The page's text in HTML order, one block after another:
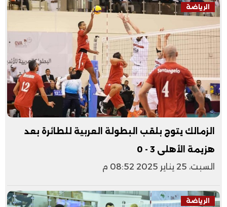
الرياضة
الزمالك يتوج بلقب البطولة العربية للطائرة بعد
هزيمة الأهلى 3 - 0
السبت، 25 يناير 2025 08:52 م
الرياضة